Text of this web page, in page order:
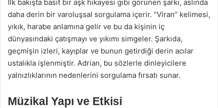
İlk bakışta basit bir aşk hikayesi gibi görünen şarkı, aslında
daha derin bir varoluşsal sorgulama içerir. “Viran” kelimesi,
yıkık, harabe anlamına gelir ve bu da kişinin iç
dünyasındaki çatışmayı ve yıkımı simgeler. Şarkıda,
geçmişin izleri, kayıplar ve bunun getirdiği derin acılar
ustalıkla işlenmiştir. Adrian, bu sözlerle dinleyicilere
yalnızlıklarının nedenlerini sorgulama fırsatı sunar.
Müzikal Yapı ve Etkisi